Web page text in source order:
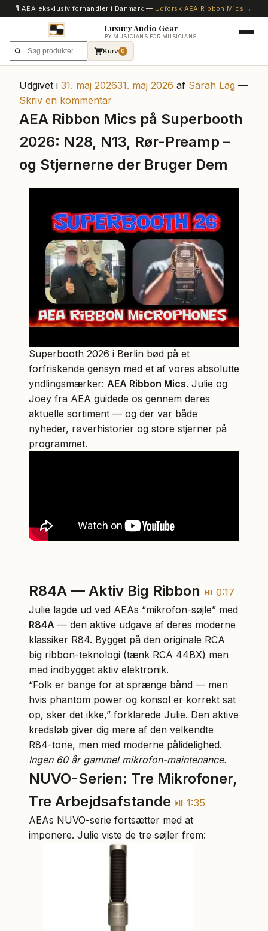
🎙️ AEA eksklusiv forhandler i Danmark — Udforsk AEA Ribbon Mics →
Luxury Audio Gear
BY MUSICIANS FOR MUSICIANS
Kurv 0
Udgivet i 31. maj 202631. maj 2026 af Sarah Lag —
Skriv en kommentar
AEA Ribbon Mics på Superbooth
2026: N28, N13, Rør-Preamp –
og Stjernerne der Bruger Dem
Superbooth 2026 i Berlin bød på et
forfriskende gensyn med et af vores absolutte
yndlingsmærker: AEA Ribbon Mics. Julie og
Joey fra AEA guidede os gennem deres
aktuelle sortiment — og der var både
nyheder, røverhistorier og store stjerner på
programmet.
R84A — Aktiv Big Ribbon ⏯ 0:17
Julie lagde ud ved AEAs “mikrofon-søjle” med
R84A — den aktive udgave af deres moderne
klassiker R84. Bygget på den originale RCA
big ribbon-teknologi (tænk RCA 44BX) men
med indbygget aktiv elektronik.
“Folk er bange for at sprænge bånd — men
hvis phantom power og konsol er korrekt sat
op, sker det ikke,” forklarede Julie. Den aktive
kredsløb giver dig mere af den velkendte
R84-tone, men med moderne pålidelighed.
Ingen 60 år gammel mikrofon-maintenance.
NUVO-Serien: Tre Mikrofoner,
Tre Arbejdsafstande ⏯ 1:35
AEAs NUVO-serie fortsætter med at
imponere. Julie viste de tre søjler frem: